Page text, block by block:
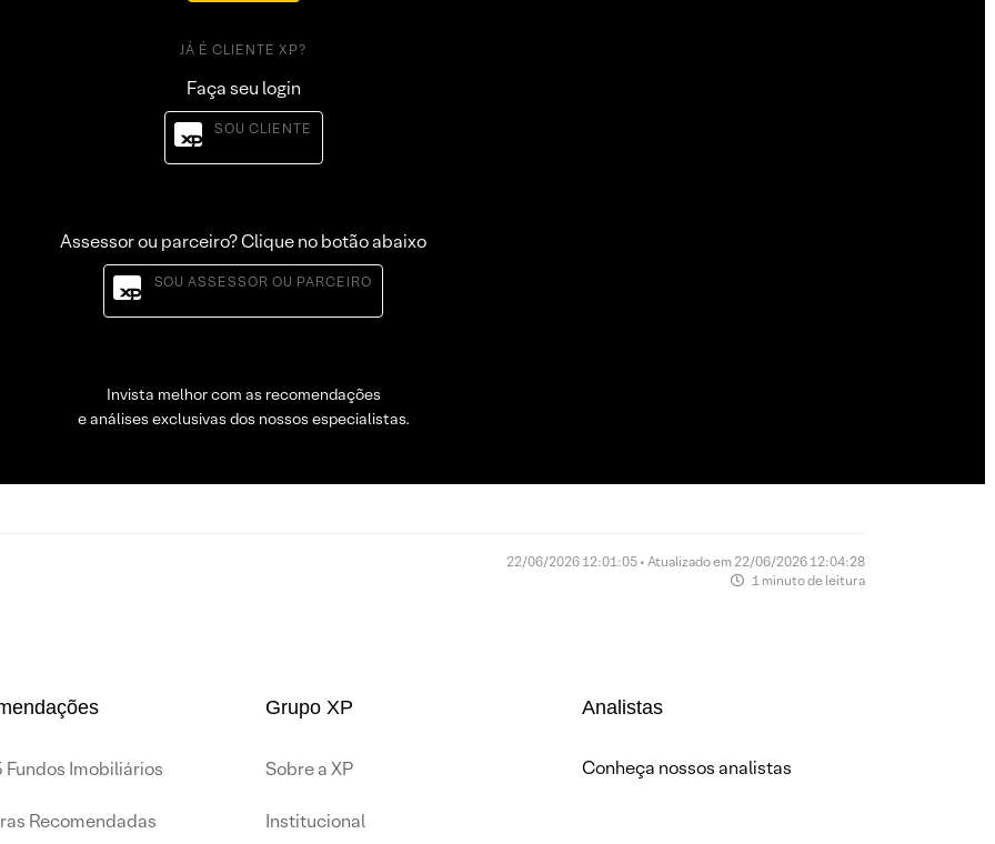
JÁ É CLIENTE XP?
Faça seu login
SOU CLIENTE
Assessor ou parceiro? Clique no botão abaixo
SOU ASSESSOR OU PARCEIRO
Invista melhor com as recomendações
e análises exclusivas dos nossos especialistas.
22/06/2026 12:01:05 • Atualizado em 22/06/2026 12:04:28
1 minuto de leitura
Fundos Imobiliários
Recomendadas
Grupo XP
Sobre a XP
Institucional
Analistas
Conheça nossos analistas